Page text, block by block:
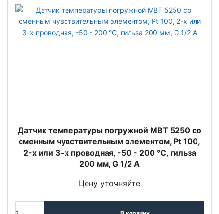
Датчик температуры погружной MBT 5250 со
сменным чувствительным элементом, Pt 100,
2-х или 3-х проводная, -50 - 200 °C, гильза
200 мм, G 1/2 A
Цену уточняйте